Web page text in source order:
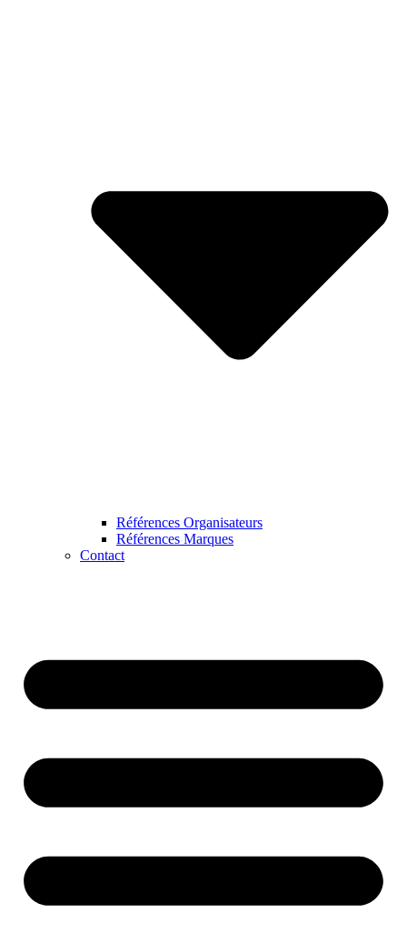
Références Organisateurs
Références Marques
Contact